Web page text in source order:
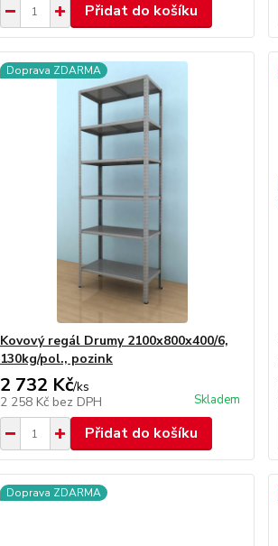
Přidat do košíku
Doprava ZDARMA
Kovový regál Drumy 2100x800x400/6,
130kg/pol., pozink
2 732 Kč/ks
2 258 Kč bez DPH Skladem
Přidat do košíku
Doprava ZDARMA